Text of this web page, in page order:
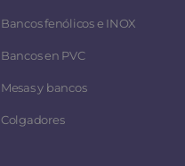
Bancos fenólicos e INOX
Bancos en PVC
Mesas y bancos
Colgadores